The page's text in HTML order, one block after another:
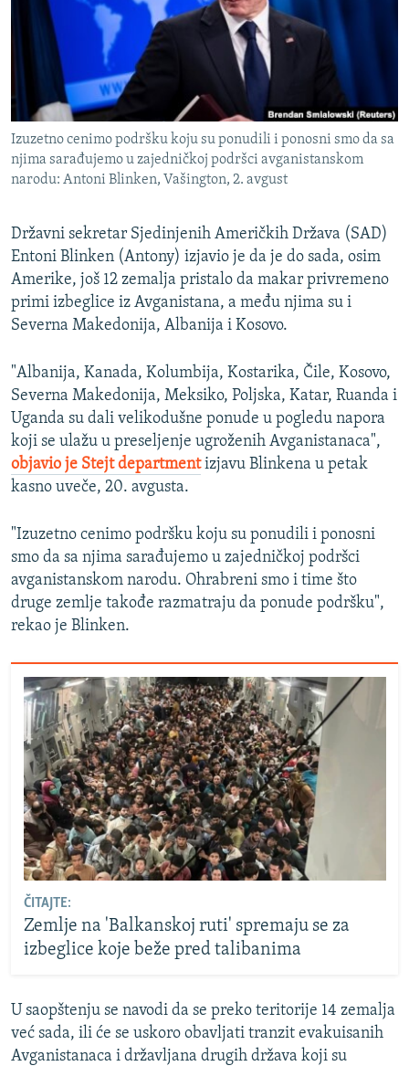
ISPRIČAJ MI
DNEVNO@RSE
SPECIJALI RSE
VIŠE OD NASLOVA
GENOCID U SREBRENICI
POPLAVE I KLIZIŠTA U BIH 2024.
POST SCRIPTUM
MOJA EVROPA
TRI DECENIJE OD RATA U BIH
NASTANAK I RASPAD JUGOSLAVIJE
PRATITE NAS
Izuzetno cenimo podršku koju su ponudili i ponosni smo da sa
njima sarađujemo u zajedničkoj podršci avganistanskom
narodu: Antoni Blinken, Vašington, 2. avgust
Državni sekretar Sjedinjenih Američkih Država (SAD)
Entoni Blinken (Antony) izjavio je da je do sada, osim
Amerike, još 12 zemalja pristalo da makar privremeno
primi izbeglice iz Avganistana, a među njima su i
Severna Makedonija, Albanija i Kosovo.
"Albanija, Kanada, Kolumbija, Kostarika, Čile, Kosovo,
Severna Makedonija, Meksiko, Poljska, Katar, Ruanda i
Uganda su dali velikodušne ponude u pogledu napora
koji se ulažu u preseljenje ugroženih Avganistanaca",
objavio je Stejt departmentizjavu Blinkena u petak
kasno uveče, 20. avgusta.
"Izuzetno cenimo podršku koju su ponudili i ponosni
smo da sa njima sarađujemo u zajedničkoj podršci
avganistanskom narodu. Ohrabreni smo i time što
druge zemlje takođe razmatraju da ponude podršku",
rekao je Blinken.
ČITAJTE:
Zemlje na 'Balkanskoj ruti' spremaju se za
izbeglice koje beže pred talibanima
U saopštenju se navodi da se preko teritorije 14 zemalja
već sada, ili će se uskoro obavljati tranzit evakuisanih
Avganistanaca i državljana drugih država koji su